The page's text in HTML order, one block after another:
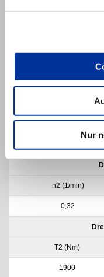
Nur
4410
n1 (1/min)
n2 (1/min)
0,32
T2 (Nm)
1900